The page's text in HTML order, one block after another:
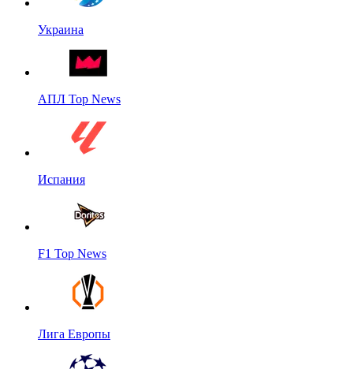
Украина
АПЛ Top News
Испания
F1 Top News
Лига Европы